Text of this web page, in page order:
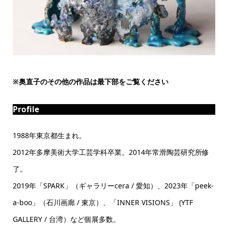
※奥直子のその他の作品は最下部をご覧ください
Profile
1988年東京都生まれ。
2012年多摩美術大学工芸学科卒業。2014年常滑陶芸研究所修
了。
2019年「SPARK」（ギャラリーcera / 愛知）、2023年「peek-
a-boo」（石川画廊 / 東京）、「INNER VISIONS」 (YTF
GALLERY / 台湾）など個展多数。